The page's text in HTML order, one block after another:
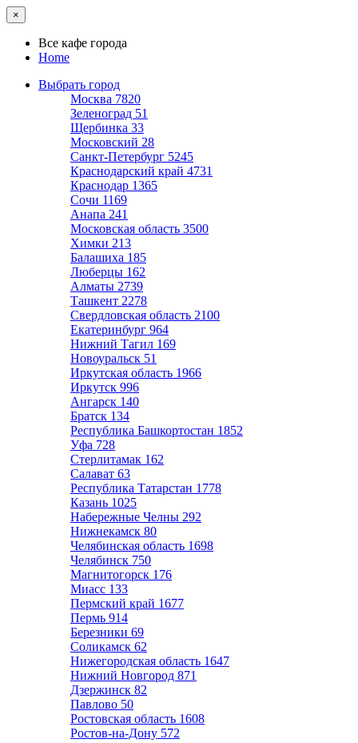
×
Все кафе города
Home
Выбрать город
Москва 7820
Зеленоград 51
Щербинка 33
Московский 28
Санкт-Петербург 5245
Краснодарский край 4731
Краснодар 1365
Сочи 1169
Анапа 241
Московская область 3500
Химки 213
Балашиха 185
Люберцы 162
Алматы 2739
Ташкент 2278
Свердловская область 2100
Екатеринбург 964
Нижний Тагил 169
Новоуральск 51
Иркутская область 1966
Иркутск 996
Ангарск 140
Братск 134
Республика Башкортостан 1852
Уфа 728
Стерлитамак 162
Салават 63
Республика Татарстан 1778
Казань 1025
Набережные Челны 292
Нижнекамск 80
Челябинская область 1698
Челябинск 750
Магнитогорск 176
Миасс 133
Пермский край 1677
Пермь 914
Березники 69
Соликамск 62
Нижегородская область 1647
Нижний Новгород 871
Дзержинск 82
Павлово 50
Ростовская область 1608
Ростов-на-Дону 572